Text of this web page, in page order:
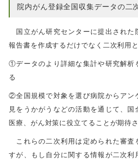
院内がん登録全国収集データの二
国立がん研究センターに提出された
報告書を作成するだけでなく二次利用
①データのより詳細な集計や研究解析
る
②全国規模で対象を選び病院からアン
見をうかがうなどの活動を通じて、国
医療、がん対策に役立てることが期待
これらの二次利用は定められた審査
すが、もし自分に関する情報が二次利